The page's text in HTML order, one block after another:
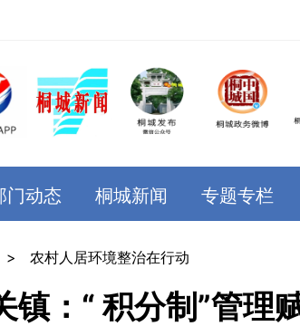
门动态 桐城新闻 专题专栏
> 农村人居环境整治在行动
镇：“ 积分制”管理